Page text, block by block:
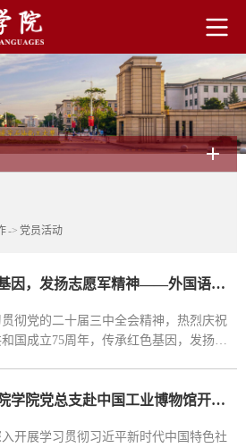
-> 党员活动
传承红色基因，发扬志愿军精神——外国语学院党总支开展红色观影党日活动
彻党的二十届三中全会精神，热烈庆祝
国成立75周年，传承红色基因，发扬志
...
外国语学院学院党总支赴中国工业博物馆开展主题教育 党日活动
开展学习贯彻习近平新时代中国特色社